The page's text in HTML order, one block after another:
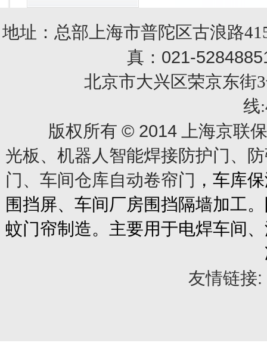
地址：总部上海市普陀区古浪路
真： 021-
北京市大兴区荣京东街3
线
版权所有 © 2014上海京联
光板、机器人智能焊接防护门、
门、车间仓库自动卷帘门 ，车库
围挡屏、车间厂房围挡隔墙加工
蚊门帘制造。主要用于电焊车间
友情链接: